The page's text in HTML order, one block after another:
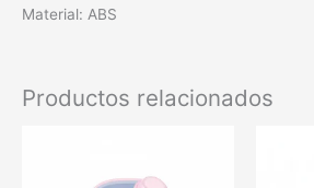
Material: ABS
Productos relacionados